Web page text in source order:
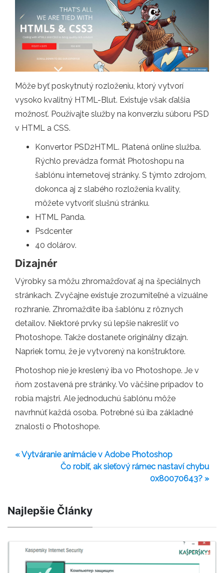
Môže byť poskytnutý rozloženiu, ktorý vytvorí
vysoko kvalitný HTML-Blut. Existuje však ďalšia
možnosť. Používajte služby na konverziu súboru PSD
v HTML a CSS.
Konvertor PSD2HTML. Platená online služba.
Rýchlo prevádza formát Photoshopu na
šablónu internetovej stránky. S týmto zdrojom,
dokonca aj z slabého rozloženia kvality,
môžete vytvoriť slušnú stránku.
HTML Panda.
Psdcenter
40 dolárov.
Dizajnér
Výrobky sa môžu zhromažďovať aj na špeciálnych
stránkach. Zvyčajne existuje zrozumiteľné a vizuálne
rozhranie. Zhromaždíte iba šablónu z rôznych
detailov. Niektoré prvky sú lepšie nakresliť vo
Photoshope. Takže dostanete originálny dizajn.
Napriek tomu, že je vytvorený na konštruktore.
Photoshop nie je kreslený iba vo Photoshope. Je v
ňom zostavená pre stránky. Vo väčšine prípadov to
robia majstri. Ale jednoduchú šablónu môže
navrhnúť každá osoba. Potrebné sú iba základné
znalosti o Photoshope.
« Vytváranie animácie v Adobe Photoshop
Čo robiť, ak sieťový rámec nastaví chybu
0x80070643? »
Najlepšie Články